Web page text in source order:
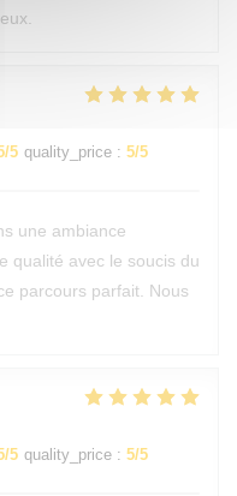
/5 quality_price : 5/5
une ambiance
qualité avec le soucis du
parcours parfait. Nous
/5 quality_price : 5/5